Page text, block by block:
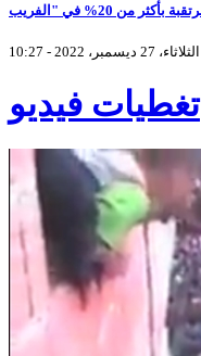
الثلاثاء، 27 ديسمبر، 2022 - 10:27
تغطيات فيديو